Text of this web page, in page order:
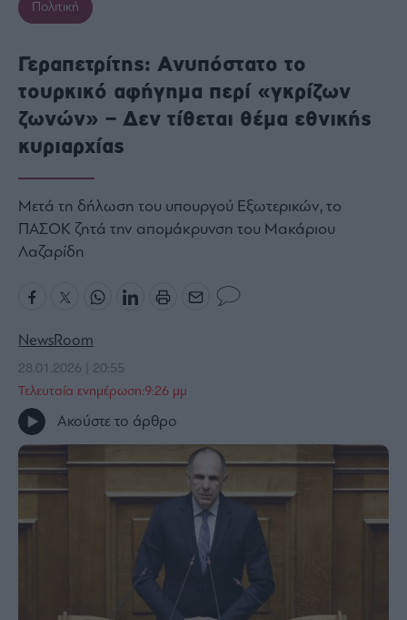
Ναυτιλία
Ενέργεια
Πολιτική
Πολιτισμός
Κοινωνία
Law
Bloomberg
Financial
Times
The
Room
My
Story
Media
Winners
&
Πολιτική
Γεραπετρίτης: Ανυπόστατο το
τουρκικό αφήγημα περί «γκρίζων
ζωνών» – Δεν τίθεται θέμα εθνικής
κυριαρχίας
Μετά τη δήλωση του υπουργού Εξωτερικών, το
ΠΑΣΟΚ ζητά την απομάκρυνση του Μακάριου
Λαζαρίδη
NewsRoom
28.01.2026 | 20:55
Τελευταία ενημέρωση:9:26 μμ
Ακούστε το άρθρο